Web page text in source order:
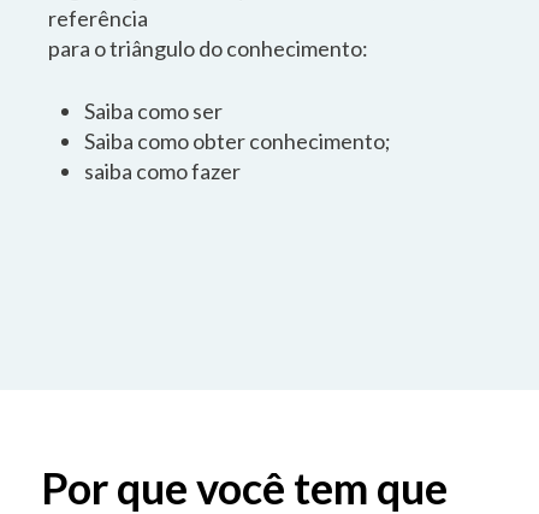
referência
para o triângulo do conhecimento:
Saiba como ser
Saiba como obter conhecimento;
saiba como fazer
Por que você tem que